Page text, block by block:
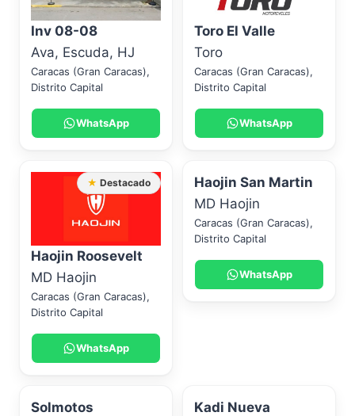
Inv 08-08
Ava, Escuda, HJ
Caracas (Gran Caracas),
Distrito Capital
WhatsApp
Toro El Valle
Toro
Caracas (Gran Caracas),
Distrito Capital
WhatsApp
Haojin Roosevelt
MD Haojin
Caracas (Gran Caracas),
Distrito Capital
WhatsApp
★ Destacado
Haojin San Martin
MD Haojin
Caracas (Gran Caracas),
Distrito Capital
WhatsApp
Solmotos
Kadi Nueva